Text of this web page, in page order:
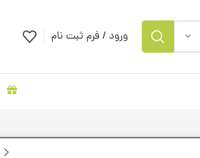
ورود / فرم ثبت نام